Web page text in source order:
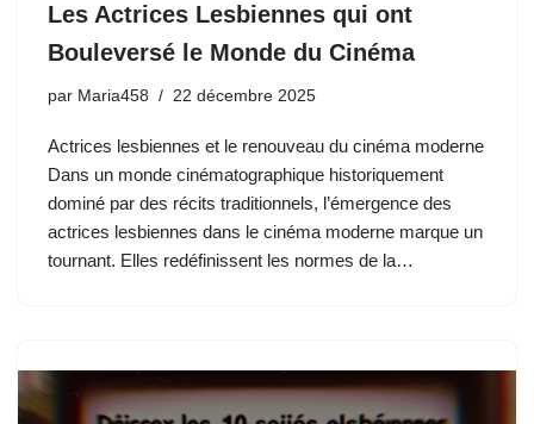
Les Actrices Lesbiennes qui ont
Bouleversé le Monde du Cinéma
par Maria458 22 décembre 2025
Actrices lesbiennes et le renouveau du cinéma moderne
Dans un monde cinématographique historiquement
dominé par des récits traditionnels, l’émergence des
actrices lesbiennes dans le cinéma moderne marque un
tournant. Elles redéfinissent les normes de la…